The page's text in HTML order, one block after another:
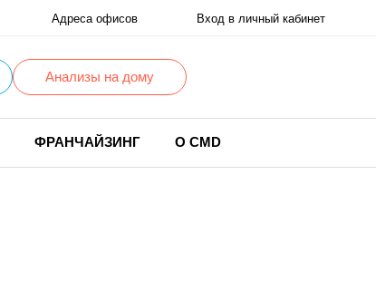
Адреса офисов Вход в личный кабинет
Анализы на дому
ФРАНЧАЙЗИНГ О CMD